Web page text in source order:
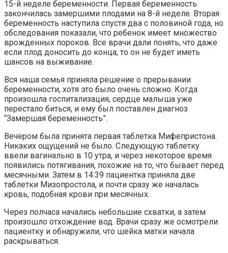
15-й неделе беременности. Первая беременность
закончилась замершими плодами на 8-й неделе. Вторая
беременность наступила спустя два с половиной года, но
обследования показали, что ребенок имеет множество
врожденных пороков. Все врачи дали понять, что даже
если плод доносить до конца, то он не будет иметь
шансов на выживание.
Вся наша семья приняла решение о прерывании
беременности, хотя это было очень сложно. Когда
произошла госпитализация, сердце малыша уже
перестало биться, и ему был поставлен диагноз
“Замершая беременность”.
Вечером была принята первая таблетка Мифепристона.
Никаких ощущений не было. Следующую таблетку
ввели вагинально в 10 утра, и через некоторое время
появились потягивания, похожие на то, что бывает перед
месячными. Затем в 14:39 пациентка приняла две
таблетки Мизопростола, и почти сразу же началась
кровь, подобная крови при месячных.
Через полчаса начались небольшие схватки, а затем
произошло отхождение вод. Врачи сразу же осмотрели
пациентку и обнаружили, что шейка матки начала
раскрываться.